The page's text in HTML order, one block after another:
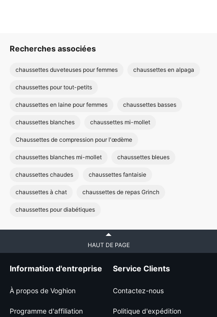
Recherches associées
chaussettes duveteuses pour femmes chaussettes en alpaga
chaussettes pour tout-petits
chaussettes en laine pour femmes chaussettes basses
chaussettes blanches chaussettes mi-mollet
Chaussettes de compression pour l'œdème
chaussettes blanches mi-mollet chaussettes bleues
chaussettes chaudes chaussettes fantaisie
chaussettes à chat chaussettes de repas Grinch
chaussettes pour diabétiques
HAUT DE PAGE
Information d'entreprise
À propos de Voghion
Programme d'affiliation
Service Clients
Contactez-nous
Politique d'expédition